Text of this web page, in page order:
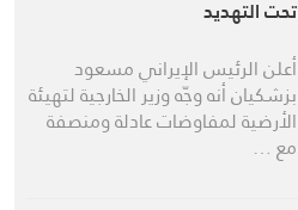
تحت التهديد
أعلن الرئيس الإيراني مسعود
بزشكيان أنه وجّه وزير الخارجية لتهيئة
الأرضية لمفاوضات عادلة ومنصفة
مع …